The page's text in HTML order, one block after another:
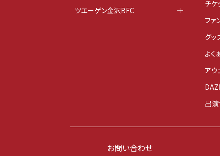
ツエーゲン金沢BFC
チケ
ファ
グッ
よく
アウ
出
お問い合わせ